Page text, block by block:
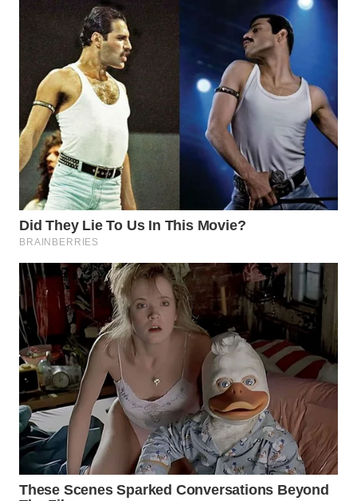
MANDALIKA
WN
LIKUPANG
WN
LABUANBAJO
WN
BORNEO
Wahana
Media
Group
WAHANA
NEWS
WAHANA
TANI
WAHANA
ADVOKAT